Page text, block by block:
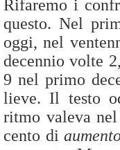
Rifaremo i
questo. Nel
oggi, nel
decennio volte
9 nel primo
lieve. Il testo
ritmo valeva
cento di